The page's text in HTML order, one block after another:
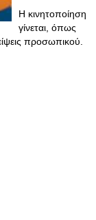
Η κινητοποίηση
γίνεται, όπως
προσωπικού.